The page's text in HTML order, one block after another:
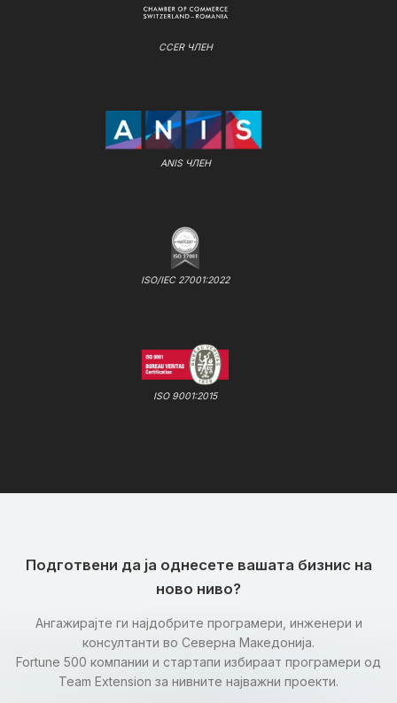
CCER ЧЛЕН
ANIS ЧЛЕН
ISO/IEC 27001:2022
ISO 9001:2015
Подготвени да ја однесете вашата бизнис на
ново ниво?
Ангажирајте ги најдобрите програмери, инженери и
консултанти во Северна Македонија.
Fortune 500 компании и стартапи избираат програмери од
Team Extension за нивните најважни проекти.